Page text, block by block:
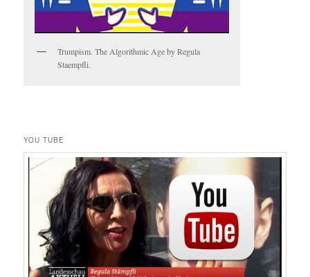
Trumpism. The Algorithmic Age by Regula
Staempfli.
YOU TUBE